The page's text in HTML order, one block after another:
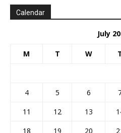
Calendar
July
M T W
4
5 6
11
12 13
18
19 20